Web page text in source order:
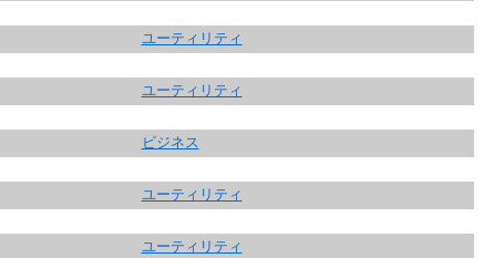
ユーティリティ
ユーティリティ
ビジネス
ユーティリティ
ユーティリティ